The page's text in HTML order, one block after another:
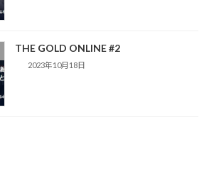
THE GOLD ONLINE #2
2023年10月18日